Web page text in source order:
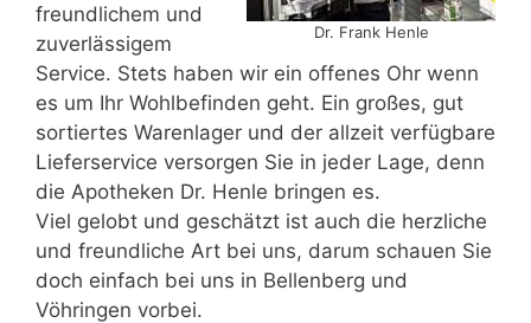
Dr. Frank Henle
freundlichem und
zuverlässigem
Service. Stets haben wir ein offenes Ohr wenn
es um Ihr Wohlbefinden geht. Ein großes, gut
sortiertes Warenlager und der allzeit verfügbare
Lieferservice versorgen Sie in jeder Lage, denn
die Apotheken Dr. Henle bringen es.
Viel gelobt und geschätzt ist auch die herzliche
und freundliche Art bei uns, darum schauen Sie
doch einfach bei uns in Bellenberg und
Vöhringen vorbei.